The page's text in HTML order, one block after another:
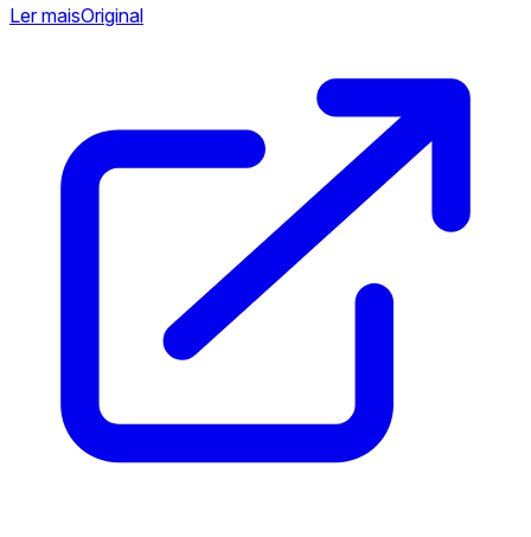
Ler maisOriginal